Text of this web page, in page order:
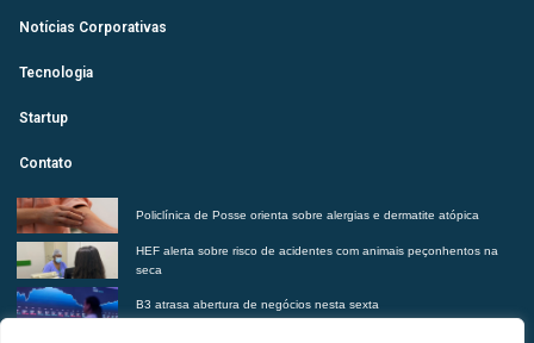
Notícias Corporativas
Tecnologia
Startup
Contato
Policlínica de Posse orienta sobre alergias e dermatite atópica
HEF alerta sobre risco de acidentes com animais peçonhentos na
seca
B3 atrasa abertura de negócios nesta sexta